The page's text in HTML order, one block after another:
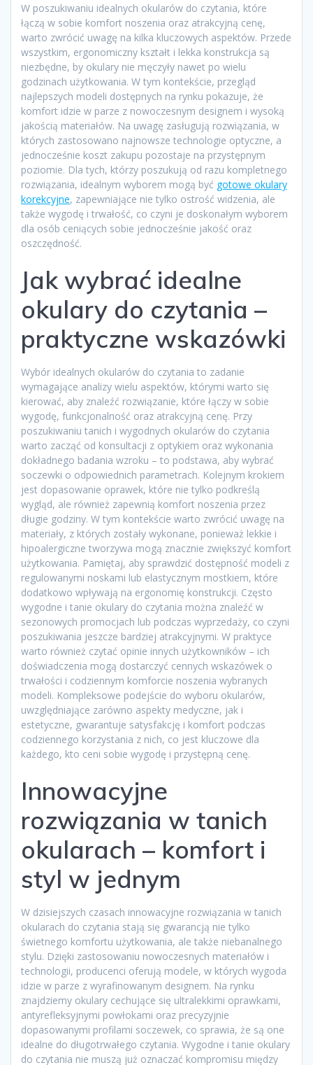
W poszukiwaniu idealnych okularów do czytania, które
łączą w sobie komfort noszenia oraz atrakcyjną cenę,
warto zwrócić uwagę na kilka kluczowych aspektów. Przede
wszystkim, ergonomiczny kształt i lekka konstrukcja są
niezbędne, by okulary nie męczyły nawet po wielu
godzinach użytkowania. W tym kontekście, przegląd
najlepszych modeli dostępnych na rynku pokazuje, że
komfort idzie w parze z nowoczesnym designem i wysoką
jakością materiałów. Na uwagę zasługują rozwiązania, w
których zastosowano najnowsze technologie optyczne, a
jednocześnie koszt zakupu pozostaje na przystępnym
poziomie. Dla tych, którzy poszukują od razu kompletnego
rozwiązania, idealnym wyborem mogą być gotowe okulary
korekcyjne, zapewniające nie tylko ostrość widzenia, ale
także wygodę i trwałość, co czyni je doskonałym wyborem
dla osób ceniących sobie jednocześnie jakość oraz
oszczędność.
Jak wybrać idealne
okulary do czytania –
praktyczne wskazówki
Wybór idealnych okularów do czytania to zadanie
wymagające analizy wielu aspektów, którymi warto się
kierować, aby znaleźć rozwiązanie, które łączy w sobie
wygodę, funkcjonalność oraz atrakcyjną cenę. Przy
poszukiwaniu tanich i wygodnych okularów do czytania
warto zacząć od konsultacji z optykiem oraz wykonania
dokładnego badania wzroku – to podstawa, aby wybrać
soczewki o odpowiednich parametrach. Kolejnym krokiem
jest dopasowanie oprawek, które nie tylko podkreślą
wygląd, ale również zapewnią komfort noszenia przez
długie godziny. W tym kontekście warto zwrócić uwagę na
materiały, z których zostały wykonane, ponieważ lekkie i
hipoalergiczne tworzywa mogą znacznie zwiększyć komfort
użytkowania. Pamiętaj, aby sprawdzić dostępność modeli z
regulowanymi noskami lub elastycznym mostkiem, które
dodatkowo wpływają na ergonomię konstrukcji. Często
wygodne i tanie okulary do czytania można znaleźć w
sezonowych promocjach lub podczas wyprzedaży, co czyni
poszukiwania jeszcze bardziej atrakcyjnymi. W praktyce
warto również czytać opinie innych użytkowników – ich
doświadczenia mogą dostarczyć cennych wskazówek o
trwałości i codziennym komforcie noszenia wybranych
modeli. Kompleksowe podejście do wyboru okularów,
uwzględniające zarówno aspekty medyczne, jak i
estetyczne, gwarantuje satysfakcję i komfort podczas
codziennego korzystania z nich, co jest kluczowe dla
każdego, kto ceni sobie wygodę i przystępną cenę.
Innowacyjne
rozwiązania w tanich
okularach – komfort i
styl w jednym
W dzisiejszych czasach innowacyjne rozwiązania w tanich
okularach do czytania stają się gwarancją nie tylko
świetnego komfortu użytkowania, ale także niebanalnego
stylu. Dzięki zastosowaniu nowoczesnych materiałów i
technologii, producenci oferują modele, w których wygoda
idzie w parze z wyrafinowanym designem. Na rynku
znajdziemy okulary cechujące się ultralekkimi oprawkami,
antyrefleksyjnymi powłokami oraz precyzyjnie
dopasowanymi profilami soczewek, co sprawia, że są one
idealne do długotrwałego czytania. Wygodne i tanie okulary
do czytania nie muszą już oznaczać kompromisu między